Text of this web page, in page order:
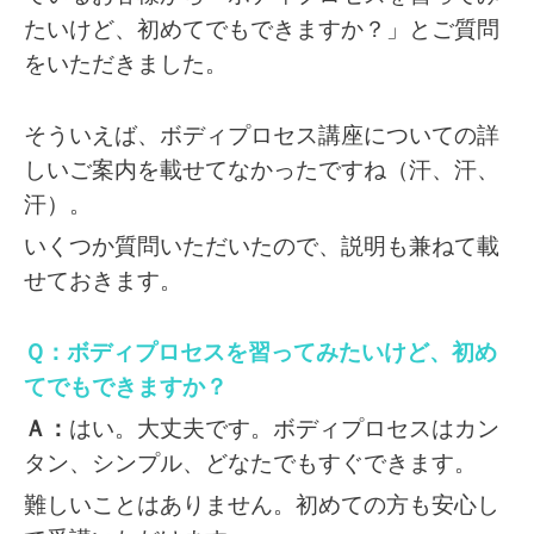
たいけど、初めてでもできますか？」とご質問
をいただきました。
そういえば、ボディプロセス講座についての詳
しいご案内を載せてなかったですね（汗、汗、
汗）。
いくつか質問いただいたので、説明も兼ねて載
せておきます。
Ｑ：ボディプロセスを習ってみたいけど、初め
てでもできますか？
Ａ： はい。大丈夫です。ボディプロセスはカン
タン、シンプル、どなたでもすぐできます。
難しいことはありません。初めての方も安心し